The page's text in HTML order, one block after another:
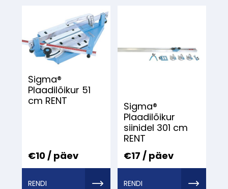
MEILT
Sigma®
Plaadilõikur 51
cm RENT
€10 / päev
RENDI
Sigma®
Plaadilõikur
siinidel 301 cm
RENT
€17 / päev
RENDI